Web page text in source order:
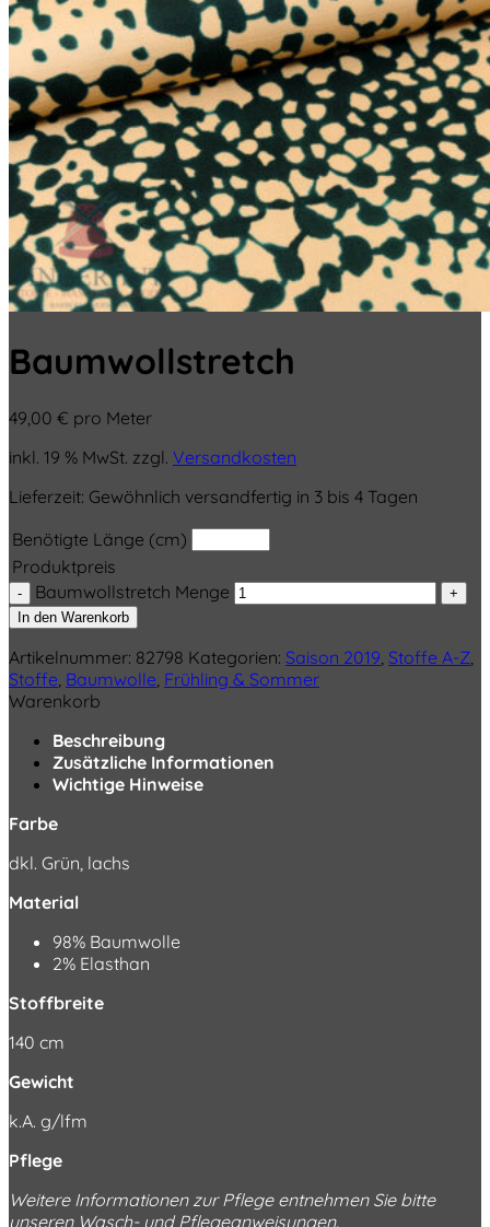
Baumwollstretch
49,00 € pro Meter
inkl. 19 % MwSt. zzgl. Versandkosten
Lieferzeit: Gewöhnlich versandfertig in 3 bis 4 Tagen
Benötigte Länge (cm)
Produktpreis
Baumwollstretch Menge
In den Warenkorb
Artikelnummer: 82798 Kategorien: Saison 2019 Stoffe A-Z
Stoffe Baumwolle Frühling & Sommer
Warenkorb
Beschreibung
Zusätzliche Informationen
Wichtige Hinweise
Farbe
dkl. Grün, lachs
Material
98% Baumwolle
2% Elasthan
Stoffbreite
140 cm
Gewicht
k.A. g/lfm
Pflege
Weitere Informationen zur Pflege entnehmen Sie bitte
unseren Wasch- und Pflegeanweisungen.